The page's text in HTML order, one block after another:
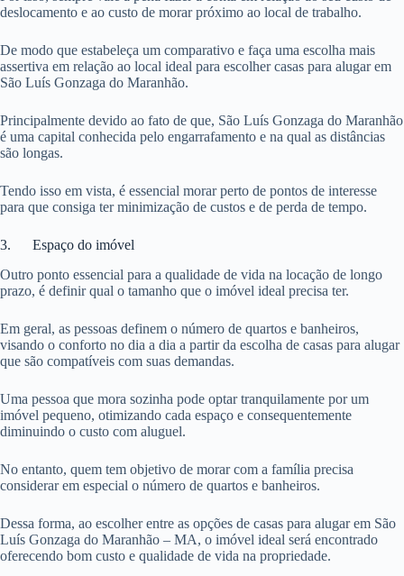
deslocamento e ao custo de morar próximo ao local de trabalho.
De modo que estabeleça um comparativo e faça uma escolha mais
assertiva em relação ao local ideal para escolher casas para alugar em
São Luís Gonzaga do Maranhão.
Principalmente devido ao fato de que, São Luís Gonzaga do Maranhão
é uma capital conhecida pelo engarrafamento e na qual as distâncias
são longas.
Tendo isso em vista, é essencial morar perto de pontos de interesse
para que consiga ter minimização de custos e de perda de tempo.
3. Espaço do imóvel
Outro ponto essencial para a qualidade de vida na locação de longo
prazo, é definir qual o tamanho que o imóvel ideal precisa ter.
Em geral, as pessoas definem o número de quartos e banheiros,
visando o conforto no dia a dia a partir da escolha de casas para alugar
que são compatíveis com suas demandas.
Uma pessoa que mora sozinha pode optar tranquilamente por um
imóvel pequeno, otimizando cada espaço e consequentemente
diminuindo o custo com aluguel.
No entanto, quem tem objetivo de morar com a família precisa
considerar em especial o número de quartos e banheiros.
Dessa forma, ao escolher entre as opções de casas para alugar em São
Luís Gonzaga do Maranhão – MA, o imóvel ideal será encontrado
oferecendo bom custo e qualidade de vida na propriedade.